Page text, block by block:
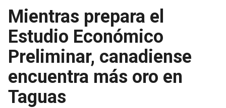
Mientras prepara el
Estudio Económico
Preliminar, canadiense
encuentra más oro en
Taguas